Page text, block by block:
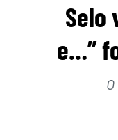
Selo
e…”